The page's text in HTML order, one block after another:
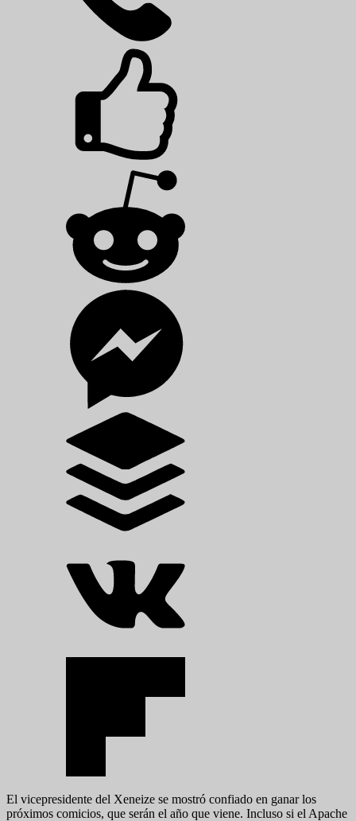
El vicepresidente del Xeneize se mostró confiado en ganar los
próximos comicios, que serán el año que viene. Incluso si el Apache